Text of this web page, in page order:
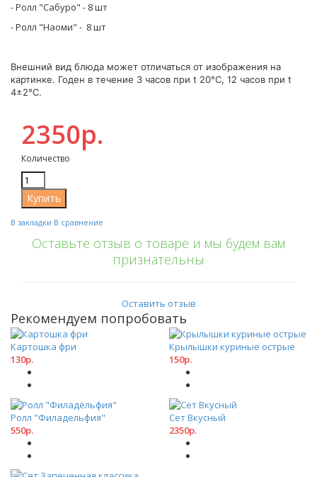
- Ролл "Сабуро" - 8 шт
- Ролл "Наоми" - 8 шт
Внешний вид блюда может отличаться от изображения на
картинке. Годен в течение 3 часов при t 20°C, 12 часов при t
4±2°C.
2350р.
Количество
В закладки В сравнение
Оставьте отзыв о товаре и мы будем вам
признательны
Оставить отзыв
Рекомендуем попробовать
Картошка фри
130р.
Крылышки куриные острые
150р.
Ролл "Филадельфия"
550р.
Сет Вкусный
2350р.